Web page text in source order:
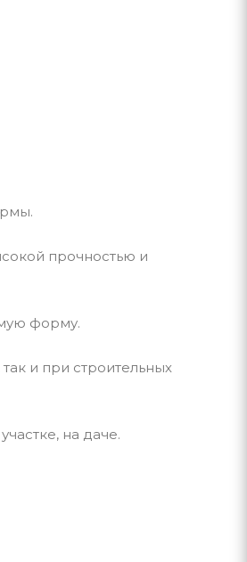
прочностью и
форму.
и при строительных
на даче.